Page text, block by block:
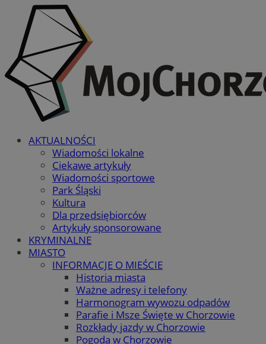
AKTUALNOŚCI
Wiadomości lokalne
Ciekawe artykuły
Wiadomości sportowe
Park Śląski
Kultura
Dla przedsiębiorców
Artykuły sponsorowane
KRYMINALNE
MIASTO
INFORMACJE O MIEŚCIE
Historia miasta
Ważne adresy i telefony
Harmonogram wywozu odpadów
Parafie i Msze Święte w Chorzowie
Rozkłady jazdy w Chorzowie
Pogoda w Chorzowie